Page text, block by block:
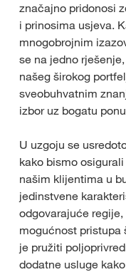
značajno pridonosi
i prinosima usjeva.
mnogobrojnim
se na jedno
našeg širokog
sveobuhvatnim
izbor uz bogatu
U uzgoju se
kako bismo
našim klijentima u
jedinstvene
odgovarajuće
mogućnost pristupa
je pružiti
dodatne usluge